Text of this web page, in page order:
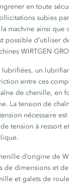
en toute
subies
machine ainsi que
possible d’utiliser
WIRTGEN
lubrifiées, un
entre ces
de chenille, en
La tension de
nécessaire
tension à ressort
d’origine de
de dimensions et
et galets de